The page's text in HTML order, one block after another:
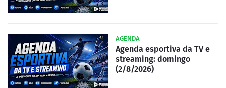
AGENDA
Agenda esportiva da TV e
streaming: domingo
(2/8/2026)